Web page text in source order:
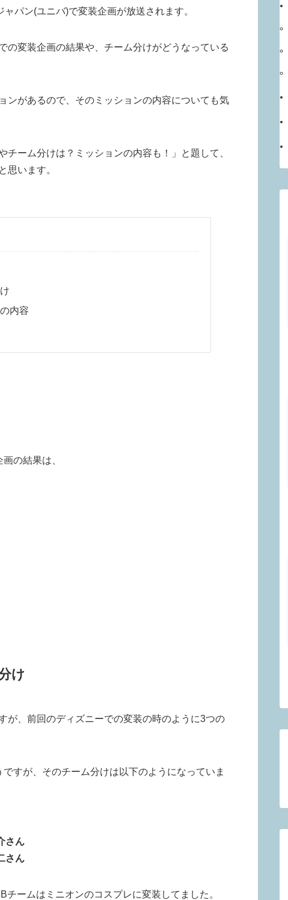
パン(ユニバ)で変装企画が放送されます。
の変装企画の結果や、チーム分けがどうなっている
ンがあるので、そのミッションの内容についても気
ーム分けは？ミッションの内容も！」と題して、
思います。
内容
の結果は、
け
が、前回のディズニーでの変装の時のように3つの
すが、そのチーム分けは以下のようになっていま
さん
さん
ームはミニオンのコスプレに変装してました。